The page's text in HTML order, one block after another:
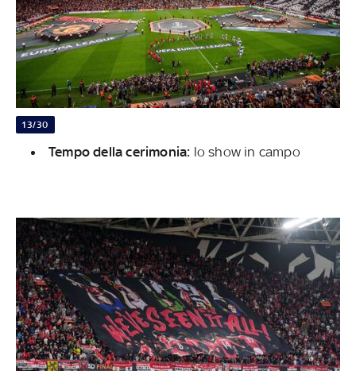
13/30
Tempo della cerimonia: lo show in campo